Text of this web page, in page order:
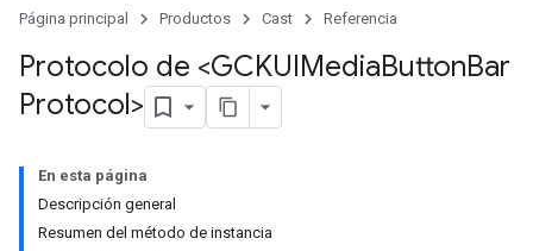
Página principal Productos Cast Referencia
Protocolo de <GCKUIMediaButtonBar
Protocol>
En esta página
Descripción general
Resumen del método de instancia